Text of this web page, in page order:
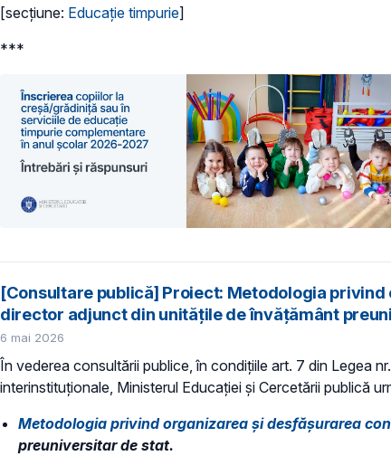
[secțiune: Educație timpurie]
***
[Consultare publică] Proiect: Metodologia
director adjunct din unitățile de învățământ
6 mai 2026
În vederea consultării publice, în condiţiile art. 7 din Legea
interinstituționale, Ministerul Educaţiei și Cercetării publică
Metodologia privind organizarea și desfășurarea
preuniversitar de stat.